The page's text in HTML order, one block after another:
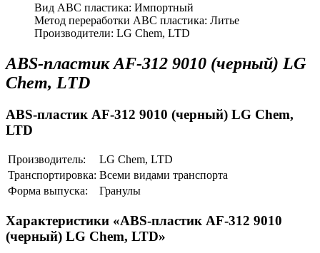
Вид ABC пластика: Импортный
Метод переработки ABC пластика: Литье
Производители: LG Chem, LTD
ABS-пластик AF-312 9010 (черный) LG
Chem, LTD
ABS-пластик AF-312 9010 (черный) LG Chem,
LTD
Производитель:
LG Chem, LTD
Транспортировка: Всеми видами транспорта
Форма выпуска:
Гранулы
Характеристики «ABS-пластик AF-312 9010
(черный) LG Chem, LTD»